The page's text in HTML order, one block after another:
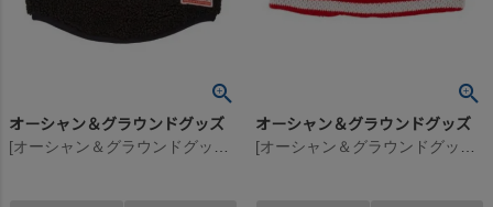
オーシャン＆グラウンドグッズ オーシャン＆グラウンドグッズ